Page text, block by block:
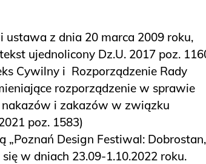
z dnia 20 marca 2009 roku,
ujednolicony Dz.U. 2017 poz.
Cywilny i Rozporządzenie Rady
rozporządzenie w sprawie
i zakazów w związku
poz. 1583)
Design Festiwal: Dobrostan,
w dniach 23.09-1.10.2022 roku.